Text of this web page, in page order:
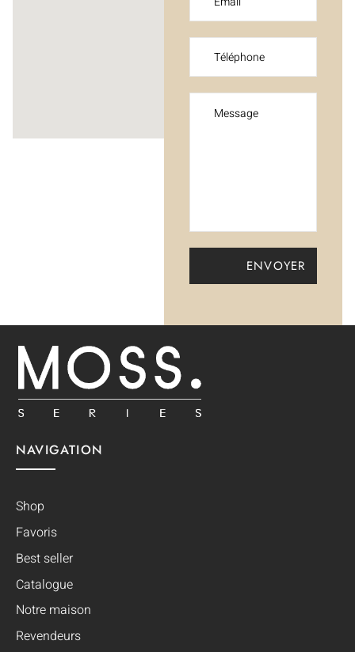
NAVIGATION
Shop
Favoris
Best seller
Catalogue
Notre maison
Revendeurs